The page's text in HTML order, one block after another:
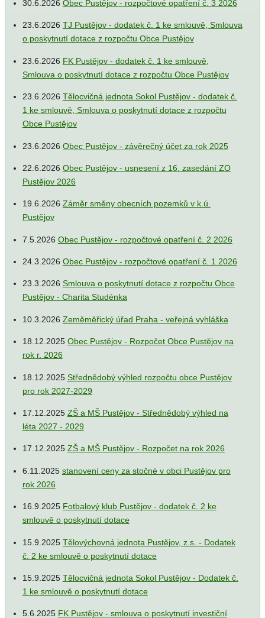
30.6.2026 Obec Pustějov - rozpočtové opatření č. 3 2026
23.6.2026 TJ Pustějov - dodatek č. 1 ke smlouvě, Smlouva
o poskytnutí dotace z rozpočtu Obce Pustějov
23.6.2026 FK Pustějov - dodatek č. 1 ke smlouvě,
Smlouva o poskytnutí dotace z rozpočtu Obce Pustějov
23.6.2026 Tělocvičná jednota Sokol Pustějov - dodatek č.
1 ke smlouvě, Smlouva o poskytnutí dotace z rozpočtu
Obce Pustějov
23.6.2026 Obec Pustějov - závěrečný účet za rok 2025
22.6.2026 Obec Pustějov - usnesení z 16. zasedání ZO
Pustějov 2026
19.6.2026 Záměr směny obecních pozemků v k.ú.
Pustějov
7.5.2026 Obec Pustějov - rozpočtové opatření č. 2 2026
24.3.2026 Obec Pustějov - rozpočtové opatření č. 1 2026
23.3.2026 Smlouva o poskytnutí dotace z rozpočtu Obce
Pustějov - Charita Studénka
10.3.2026 Zeměměřický úřad Praha - veřejná vyhláška
18.12.2025 Obec Pustějov - Rozpočet Obce Pustějov na
rok r. 2026
18.12.2025 Střednědobý výhled rozpočtu obce Pustějov
pro rok 2027-2029
17.12.2025 ZŠ a MŠ Pustějov - Střednědobý výhled na
léta 2027 - 2029
17.12.2025 ZŠ a MŠ Pustějov - Rozpočet na rok 2026
6.11.2025 stanovení ceny za stočné v obci Pustějov pro
rok 2026
16.9.2025 Fotbalový klub Pustějov - dodatek č. 2 ke
smlouvě o poskytnutí dotace
15.9.2025 Tělovýchovná jednota Pustějov, z.s. - Dodatek
č. 2 ke smlouvě o poskytnutí dotace
15.9.2025 Tělocvičná jednota Sokol Pustějov - Dodatek č.
1 ke smlouvě o poskytnutí dotace
5.6.2025 FK Pustějov - smlouva o poskytnutí investiční